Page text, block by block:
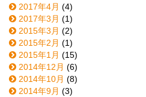
2017年4月 (4)
2017年3月 (1)
2015年3月 (2)
2015年2月 (1)
2015年1月 (15)
2014年12月 (6)
2014年10月 (8)
2014年9月 (3)